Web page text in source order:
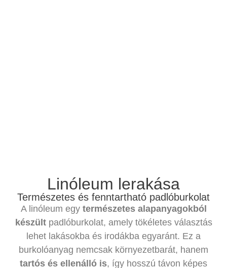
Linóleum lerakása
Természetes és fenntartható padlóburkolat
A linóleum egy természetes alapanyagokból
készültpadlóburkolat, amely tökéletes választás
lehet lakásokba és irodákba egyaránt. Ez a
burkolóanyag nemcsak környezetbarát, hanem
tartós és ellenálló is, így hosszú távon képes